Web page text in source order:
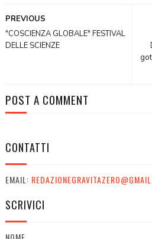
PREVIOUS
"COSCIENZA GLOBALE" FESTIVAL
DELLE SCIENZE
POST A COMMENT
CONTATTI
EMAIL:
SCRIVICI